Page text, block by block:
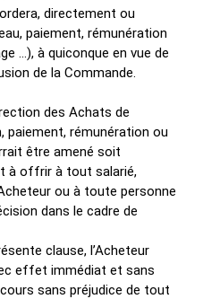
directement ou
paiement, rémunération
...), à quiconque en vue de
de la Commande.
des Achats de
paiement, rémunération ou
être amené soit
à offrir à tout salarié,
ou à toute personne
dans le cadre de
clause, l’Acheteur
effet immédiat et sans
sans préjudice de tout